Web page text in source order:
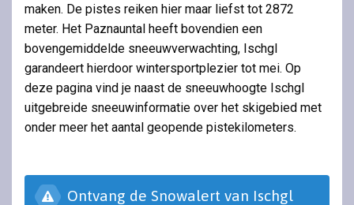
maken. De pistes reiken hier maar liefst tot 2872
meter. Het Paznauntal heeft bovendien een
bovengemiddelde sneeuwverwachting, Ischgl
garandeert hierdoor wintersportplezier tot mei. Op
deze pagina vind je naast de sneeuwhoogte Ischgl
uitgebreide sneeuwinformatie over het skigebied met
onder meer het aantal geopende pistekilometers.
Ontvang de Snowalert van Ischgl